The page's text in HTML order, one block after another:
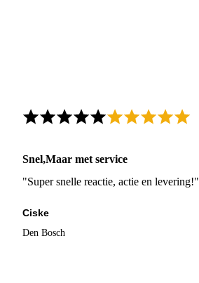
Snel,Maar met service
"Super snelle reactie, actie en levering!"
Ciske
Den Bosch